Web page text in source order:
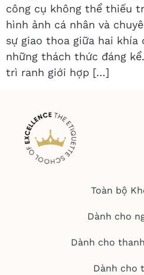
công cụ không thể thiếu
hình ảnh cá nhân và
sự giao thoa giữa hai khía
những thách thức đáng
trì ranh giới hợp […]
Toàn bộ
Dành cho
Dành cho
Dành cho